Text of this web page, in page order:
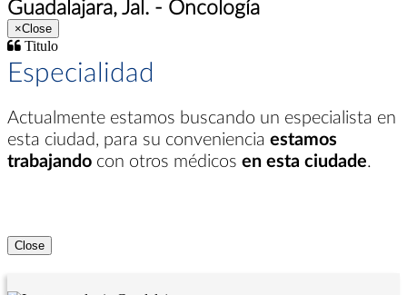
Guadalajara, Jal. - Oncología
×Close
Titulo
Especialidad
Actualmente estamos buscando un especialista en
esta ciudad, para su conveniencia estamos
trabajando con otros médicos en esta ciudade.
Close